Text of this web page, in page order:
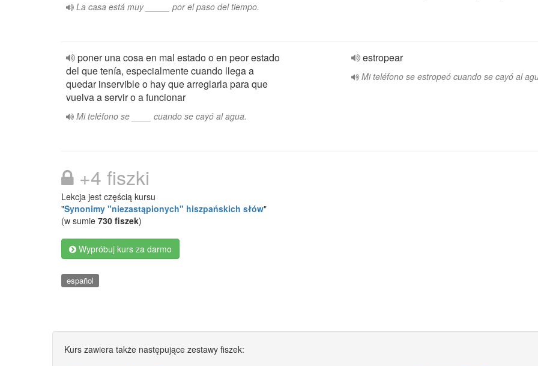
La casa está muy _____ por el paso del tiempo.
poner una cosa en mal estado o en peor estado
del que tenía, especialmente cuando llega a
quedar inservible o hay que arreglarla para que
vuelva a servir o a funcionar
Mi teléfono se ____ cuando se cayó al agua.
estropear
Mi teléfono se estropeó cuando se cayó al
+4 fiszki
Lekcja jest częścią kursu
"Synonimy "niezastąpionych" hiszpańskich słów"
(w sumie 730 fiszek)
Wypróbuj kurs za darmo
español
Kurs zawiera także następujące zestawy fiszek: